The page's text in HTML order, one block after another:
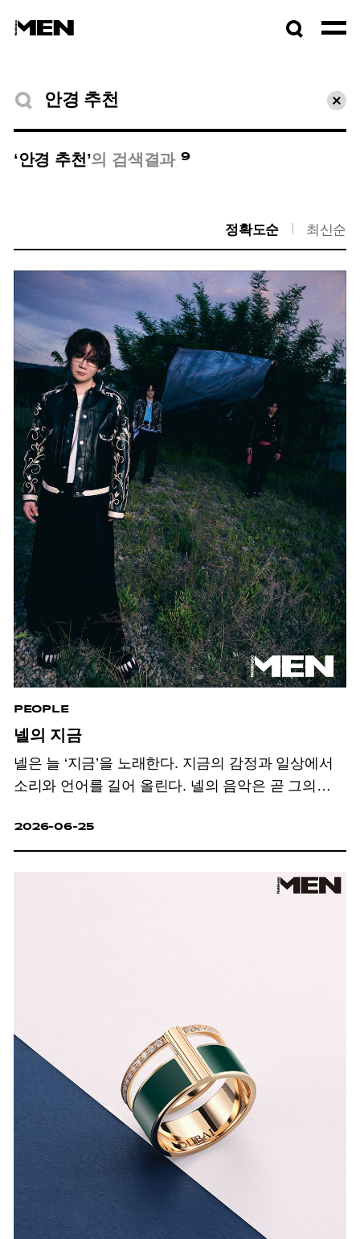
검색결과
초기
‘안경 추천’의 검색결과 9
정확도순 최신순
PEOPLE
넬의 지금
넬은 늘 ‘지금’을 노래한다. 지금의 감정과 일상에서
소리와 언어를 길어 올린다. 넬의 음악은 곧 그의
2026-06-25